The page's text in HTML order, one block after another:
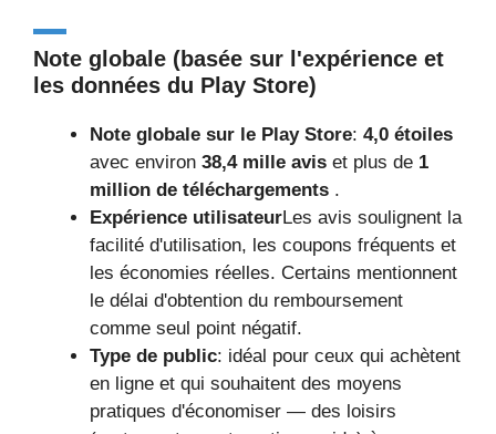
Note globale (basée sur l'expérience et
les données du Play Store)
Note globale sur le Play Store: 4,0 étoiles
avec environ 38,4 mille avis et plus de 1
million de téléchargements .
Expérience utilisateurLes avis soulignent la
facilité d'utilisation, les coupons fréquents et
les économies réelles. Certains mentionnent
le délai d'obtention du remboursement
comme seul point négatif.
Type de public: idéal pour ceux qui achètent
en ligne et qui souhaitent des moyens
pratiques d'économiser — des loisirs